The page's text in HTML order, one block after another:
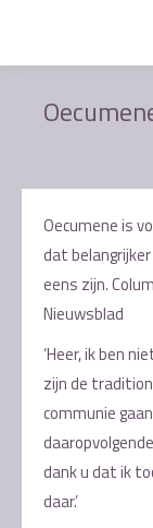
Oecumene is
dat
eens zijn.
Nieuwsblad
‘Heer, ik ben
zijn de
communie
dank u dat ik
daar.’